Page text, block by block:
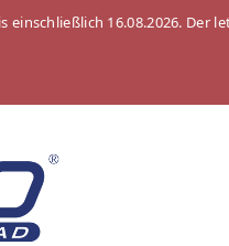
einschließlich 16.08.2026.